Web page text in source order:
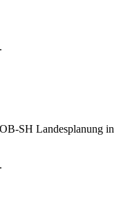
SH Landesplanung in